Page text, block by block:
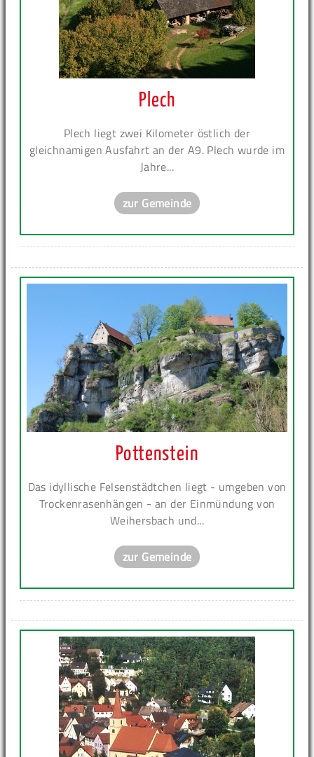
Plech
Plech liegt zwei Kilometer östlich der
gleichnamigen Ausfahrt an der A9. Plech wurde im
Jahre...
zur Gemeinde
Pottenstein
Das idyllische Felsenstädtchen liegt - umgeben von
Trockenrasenhängen - an der Einmündung von
Weihersbach und...
zur Gemeinde